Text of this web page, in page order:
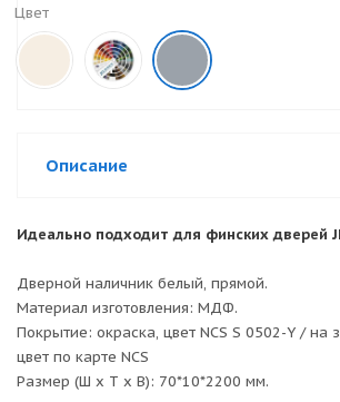
Цвет
Описание
Идеально подходит для финских дверей
Дверной наличник белый, прямой.
Материал изготовления: МДФ.
Покрытие: окраска, цвет NCS S 0502-Y / на
цвет по карте NCS
Размер (Ш х Т х В): 70*10*2200 мм.